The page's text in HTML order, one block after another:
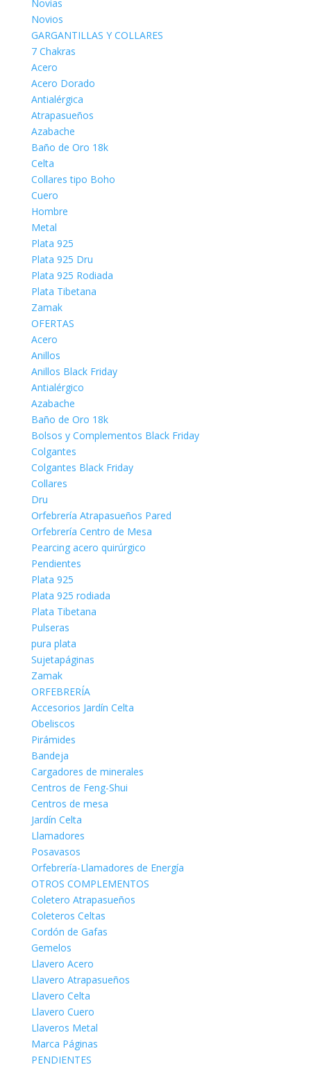
Novias
Novios
GARGANTILLAS Y COLLARES
7 Chakras
Acero
Acero Dorado
Antialérgica
Atrapasueños
Azabache
Baño de Oro 18k
Celta
Collares tipo Boho
Cuero
Hombre
Metal
Plata 925
Plata 925 Dru
Plata 925 Rodiada
Plata Tibetana
Zamak
OFERTAS
Acero
Anillos
Anillos Black Friday
Antialérgico
Azabache
Baño de Oro 18k
Bolsos y Complementos Black Friday
Colgantes
Colgantes Black Friday
Collares
Dru
Orfebrería Atrapasueños Pared
Orfebrería Centro de Mesa
Pearcing acero quirúrgico
Pendientes
Plata 925
Plata 925 rodiada
Plata Tibetana
Pulseras
pura plata
Sujetapáginas
Zamak
ORFEBRERÍA
Accesorios Jardín Celta
Obeliscos
Pirámides
Bandeja
Cargadores de minerales
Centros de Feng-Shui
Centros de mesa
Jardín Celta
Llamadores
Posavasos
Orfebrería-Llamadores de Energía
OTROS COMPLEMENTOS
Coletero Atrapasueños
Coleteros Celtas
Cordón de Gafas
Gemelos
Llavero Acero
Llavero Atrapasueños
Llavero Celta
Llavero Cuero
Llaveros Metal
Marca Páginas
PENDIENTES